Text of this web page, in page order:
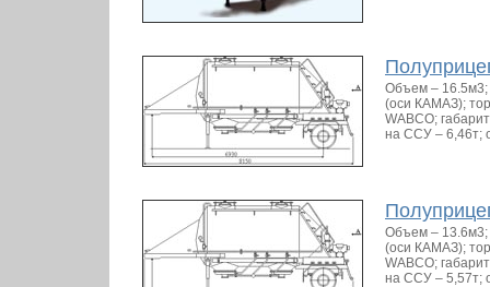
Объем – 16.5м3;
(оси КАМАЗ);
WABCO;
на ССУ – 6,46т;
Объем – 13.6м3;
(оси КАМАЗ);
WABCO;
на ССУ – 5,57т;